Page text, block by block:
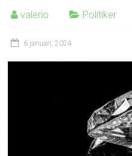
valerio Politiker
6 januari, 2024